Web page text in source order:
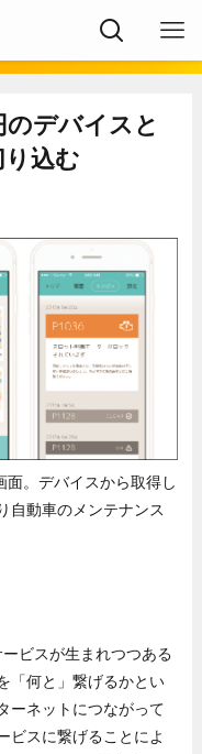
のデバイスと
込む
。デバイスから取得し
自動車のメンテナンス
ビスが生まれつつある
「何と」繋げるかとい
ーネットにつながって
ビスに繋げることによ